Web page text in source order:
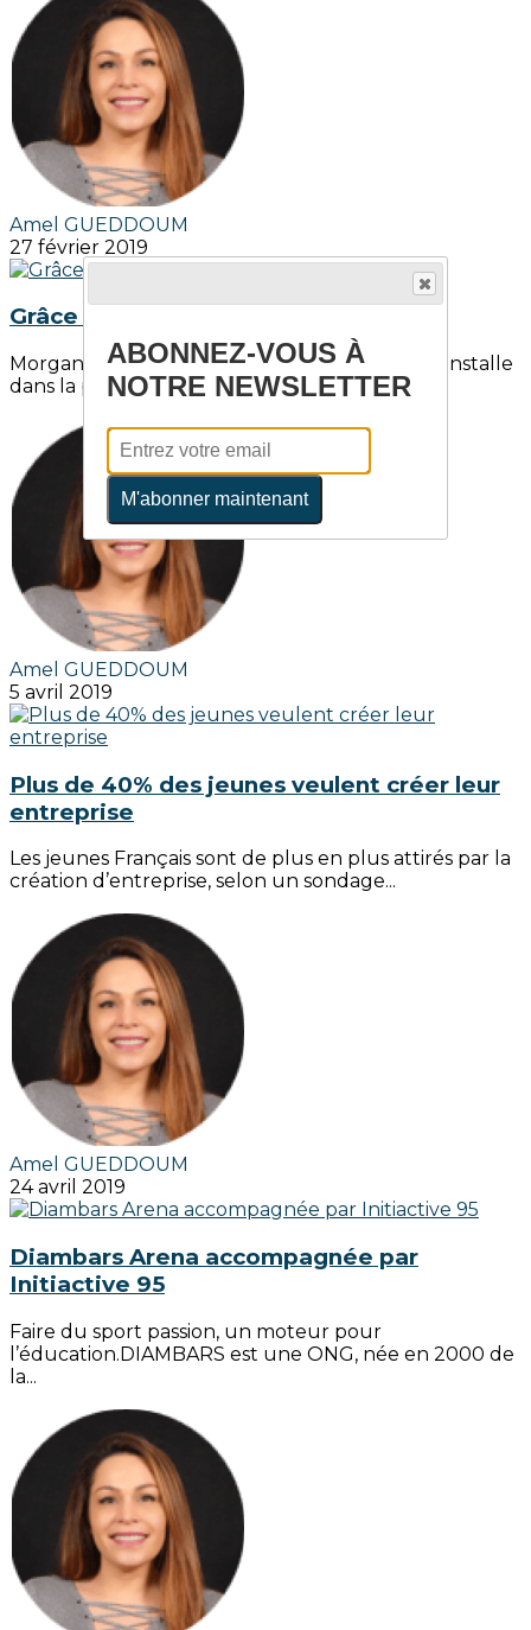
Amel GUEDDOUM
27 février 2019
Grâce au Prêt Santé Initiative :
Morgane Cazuguel, pédicure et podologue, s’installe
dans la petite commune de...
Amel GUEDDOUM
5 avril 2019
Plus de 40% des jeunes veulent créer leur
entreprise
Les jeunes Français sont de plus en plus attirés par la
création d’entreprise, selon un sondage...
Amel GUEDDOUM
24 avril 2019
Diambars Arena accompagnée par
Initiactive 95
Faire du sport passion, un moteur pour
l’éducation.DIAMBARS est une ONG, née en 2000 de
la...
ABONNEZ-VOUS À
NOTRE NEWSLETTER
M'abonner maintenant